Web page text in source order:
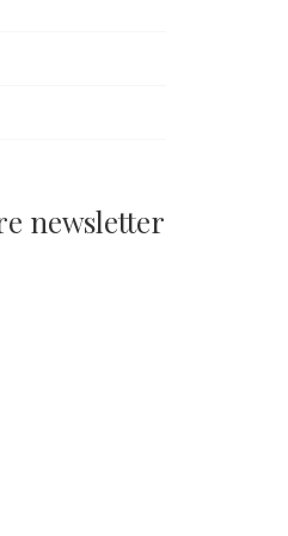
newsletter